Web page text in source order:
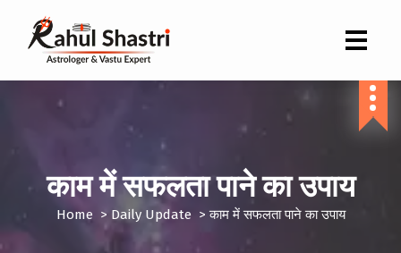
काम में सफलता पाने का उपाय
Home > Daily Update>काम में सफलता पाने का उपाय